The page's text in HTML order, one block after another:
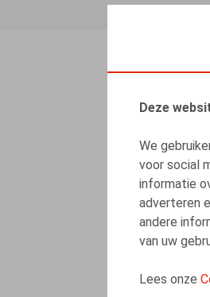
Deze
We
voor social
informatie
adverteren
andere
van uw
Lees onze